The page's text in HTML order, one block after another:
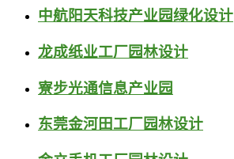
中航阳天科技产业园绿化设计
龙成纸业工厂园林设计
寮步光通信息产业园
东莞金河田工厂园林设计